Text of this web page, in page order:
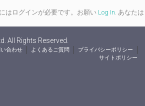
はログインが必要です。お願い Log In. あなたは
All Rights Reserved.
合わせ よくあるご質問
プライバシーポリシー
サイトポリシー